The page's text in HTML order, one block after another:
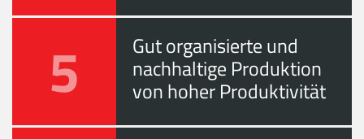
5 Gut organisierte und
nachhaltige Produktion
von hoher Produktivität